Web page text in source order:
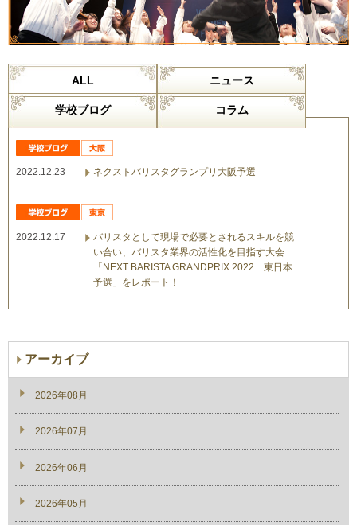
ALL ニュース
学校ブログ コラム
2022.12.23 ネクストバリスタグランプリ大阪予選
2022.12.17
バリスタとして現場で必要とされるスキルを競
い合い、バリスタ業界の活性化を目指す大会
「NEXT BARISTA GRANDPRIX 2022 東日本
予選」をレポート！
アーカイブ
2026年08月
2026年07月
2026年06月
2026年05月